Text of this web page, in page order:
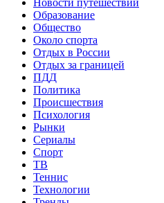
Образование
Общество
Около спорта
Отдых в России
Отдых за границей
ПДД
Политика
Происшествия
Психология
Рынки
Сериалы
Спорт
ТВ
Теннис
Технологии